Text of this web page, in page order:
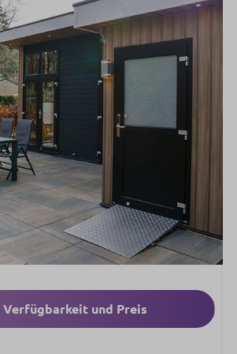
Verfügbarkeit und Preis